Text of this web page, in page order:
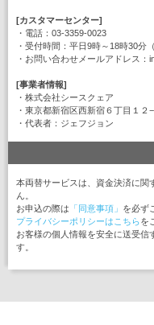
[カスタマーセンター]
・電話：03-3359-0023
・受付時間：平日9時～18時30分
・お問い合わせメールアドレス：
[事業者情報]
・株式会社シースクェア
・東京都新宿区西新宿６丁目１
・代表者：ジェフジョン
本両替サービスは、資金決済に関
ん。
お申込の際は 「同意事項」 を必ず
プライバシーポリシーはこちらを
お客様の個人情報を安全に送受信
す。